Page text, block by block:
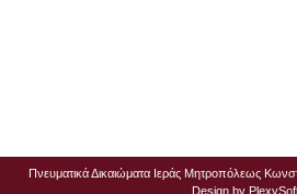
Πνευματικά Δικαιώματα Ιεράς Μητροπόλεως
Design by